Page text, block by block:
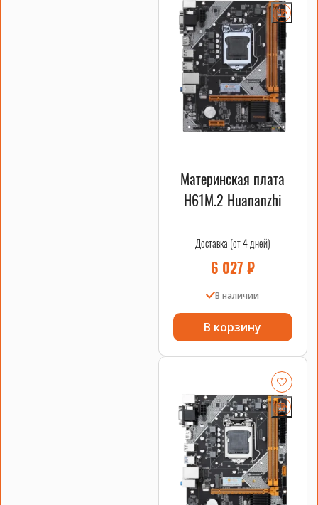
Материнская плата
H61M.2 Huananzhi
Доставка (от 4 дней)
6 027 ₽
В наличии
В корзину